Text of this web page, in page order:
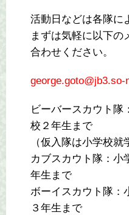
活動日などは各隊に
まずは気軽に以下の
合わせください。
george.goto@jb3.so-
ビーバースカウト隊
校２年生まで
（仮入隊は小学校就
カブスカウト隊：小
年生まで
ボーイスカウト隊：
３年生まで